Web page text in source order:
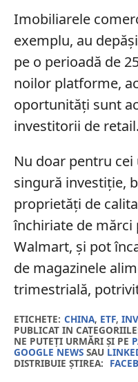
Imobiliarele
exemplu, au
pe o perioadă de
noilor platforme,
oportunități sunt
investitorii de retail.
Nu doar pentru
singură investiție,
proprietăți de
închiriate de mărci
Walmart, și pot
de magazinele
trimestrială,
ETICHETE: CHINA, ETF,
PUBLICAT IN
NE PUTEȚI URMĂRI ȘI PE
GOOGLE NEWSSAU
DISTRIBUIE ȘTIREA: